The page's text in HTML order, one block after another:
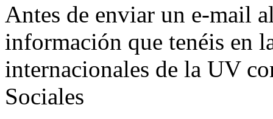
Antes de enviar un e-mail
información que tenéis en
internacionales de la UV
Sociales